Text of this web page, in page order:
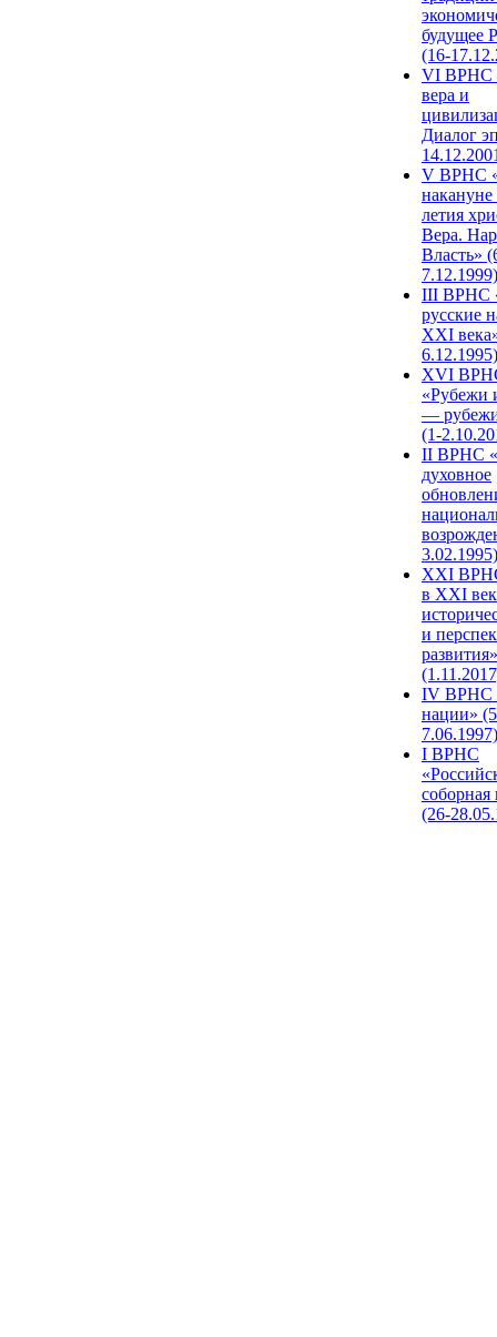
будущее
(16-
VI ВРНС
вера и
Диалог
V ВРНС
накануне
летия
Вера.
Власть»
7.12.1999)
III ВРНС
русские
XXI
6.12.1995)
XVI
«Рубежи
—
(1-
II ВРНС
духовное
3.02.1995)
XХI
в XXI
и
развития»
IV ВРНС
нации»
7.06.1997)
I ВРНС
(26-